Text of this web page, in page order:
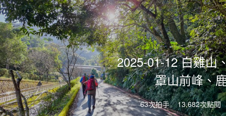
2025-01-12 白雞山
罩山前峰、
63次拍手 13,682次點閱